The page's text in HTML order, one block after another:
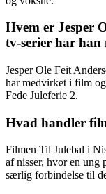
Hvem er Jesper
tv-serier har han
Jesper Ole Feit
har medvirket i film
Fede Juleferie 2.
Hvad handler
Filmen Til Julebal i
af nisser, hvor en ung
særlig forbindelse til